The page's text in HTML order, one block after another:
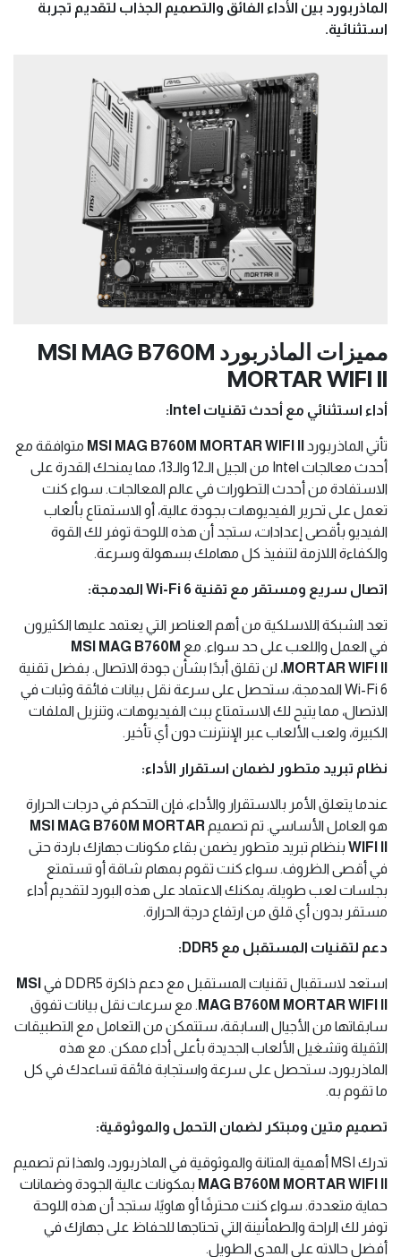
الماذربورد بين الأداء الفائق والتصميم الجذاب لتقديم تجربة
استثنائية.
مميزات الماذربورد MSI MAG B760M
MORTAR WIFI II
أداء استثنائي مع أحدث تقنيات Intel:
تأتي الماذربورد MSI MAG B760M MORTAR WIFI II متوافقة مع
أحدث معالجات Intel من الجيل الـ12 والـ13، مما يمنحك القدرة على
الاستفادة من أحدث التطورات في عالم المعالجات. سواء كنت
تعمل على تحرير الفيديوهات بجودة عالية، أو الاستمتاع بألعاب
الفيديو بأقصى إعدادات، ستجد أن هذه اللوحة توفر لك القوة
والكفاءة اللازمة لتنفيذ كل مهامك بسهولة وسرعة.
اتصال سريع ومستقر مع تقنية Wi-Fi 6 المدمجة:
تعد الشبكة اللاسلكية من أهم العناصر التي يعتمد عليها الكثيرون
في العمل واللعب على حد سواء. مع MSI MAG B760M
MORTAR WIFI II، لن تقلق أبدًا بشأن جودة الاتصال. بفضل تقنية
Wi-Fi 6 المدمجة، ستحصل على سرعة نقل بيانات فائقة وثبات في
الاتصال، مما يتيح لك الاستمتاع ببث الفيديوهات، وتنزيل الملفات
الكبيرة، ولعب الألعاب عبر الإنترنت دون أي تأخير.
نظام تبريد متطور لضمان استقرار الأداء:
عندما يتعلق الأمر بالاستقرار والأداء، فإن التحكم في درجات الحرارة
هو العامل الأساسي. تم تصميم MSI MAG B760M MORTAR
WIFI II بنظام تبريد متطور يضمن بقاء مكونات جهازك باردة حتى
في أقصى الظروف. سواء كنت تقوم بمهام شاقة أو تستمتع
بجلسات لعب طويلة، يمكنك الاعتماد على هذه البورد لتقديم أداء
مستقر بدون أي قلق من ارتفاع درجة الحرارة.
دعم لتقنيات المستقبل مع DDR5:
استعد لاستقبال تقنيات المستقبل مع دعم ذاكرة DDR5 في
MSI
MAG B760M MORTAR WIFI II . مع سرعات نقل بيانات تفوق
سابقاتها من الأجيال السابقة، ستتمكن من التعامل مع التطبيقات
الثقيلة وتشغيل الألعاب الجديدة بأعلى أداء ممكن. مع هذه
الماذربورد، ستحصل على سرعة واستجابة فائقة تساعدك في كل
ما تقوم به.
تصميم متين ومبتكر لضمان التحمل والموثوقية:
تدرك MSI أهمية المتانة والموثوقية في الماذربورد، ولهذا تم تصميم
MAG B760M MORTAR WIFI II بمكونات عالية الجودة وضمانات
حماية متعددة. سواء كنت محترفًا أو هاويًا، ستجد أن هذه اللوحة
توفر لك الراحة والطمأنينة التي تحتاجها للحفاظ على جهازك في
أفضل حالاته على المدى الطويل.